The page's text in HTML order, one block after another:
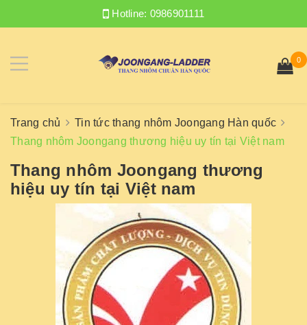
Hotline: 0986901111
0
Trang chủ
Tin tức thang nhôm Joongang Hàn quốc
Thang nhôm Joongang thương hiệu uy tín tại Việt nam
Thang nhôm Joongang thương
hiệu uy tín tại Việt nam